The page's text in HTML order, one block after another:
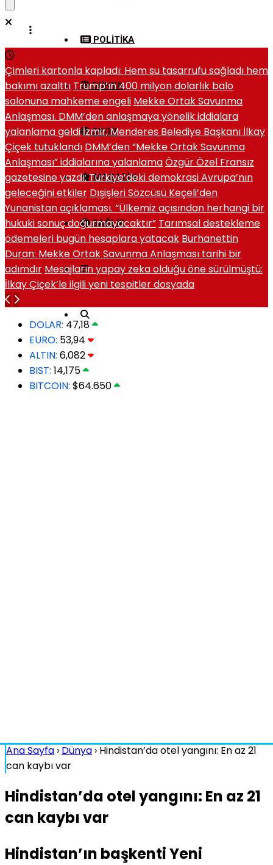
POLITIKA
DÜNYA
SPOR
MAGAZIN
SAĞLIK
Çimleri kartonla kapladı: Hem su tasarrufu sağladı hem
bakımı azalttı Trump’ın 400 milyon dolarlık balo
salonuna mahkeme engeli Mekke Ortak Savunma
Anlaşması. DMM’den anlaşmaya yönelik iddialara
yalanlama geldiİzmir, Menderes Belediye Başkanı İlkay
Çiçek tutuklandı DMM’den “Mekke Ortak Savunma
Anlaşması” iddialarına yalanlamaÖzgür Özel Fransız
gazetesine yazdı: Türkiye’deki demokrasi Avrupa’nın
geleceğini etkiler Dışişleri Sözcüsü Keçeli’den
Yunanistan açıklaması. “Ülkemiz açısından herhangi bir
hukuki sonuç doğurmayacaktır” Tarımsal destekleme
ödemeleri bugün hesaplara yatacak Burhanettin
Duran: Mekke Ortak Savunma Anlaşması tarihi bir
adımdır Mesajların yapay zeka olduğu öne sürülmüştü:
İlkay Çiçek’le ilgili yeni tespitler dosyada
DOLAR: 47,18
EURO: 53,94
ALTIN: 6,082
BIST: 14,175
BITCOIN: $64.650
Ana Sayfa › Dünya › Hindistan’da otel yangını: En az 21
can kaybı var
Hindistan’da otel yangını: En az 21
can kaybı var
Hindistan’ın başkenti Yeni